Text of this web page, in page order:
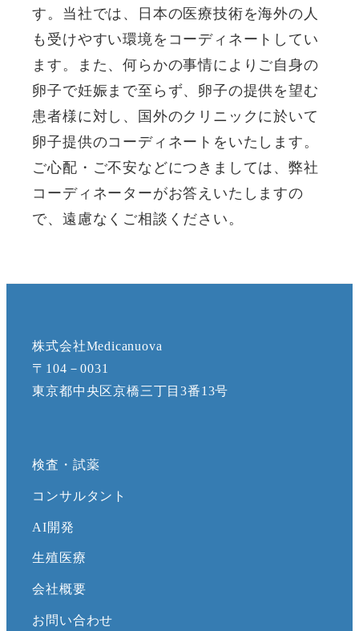
す。当社では、日本の医療技術を海外の人
も受けやすい環境をコーディネートしてい
ます。また、何らかの事情によりご自身の
卵子で妊娠まで至らず、卵子の提供を望む
患者様に対し、国外のクリニックに於いて
卵子提供のコーディネートをいたします。
ご心配・ご不安などにつきましては、弊社
コーディネーターがお答えいたしますの
で、遠慮なくご相談ください。
株式会社Medicanuova
〒104－0031
東京都中央区京橋三丁目3番13号
検査・試薬
コンサルタント
AI開発
生殖医療
会社概要
お問い合わせ